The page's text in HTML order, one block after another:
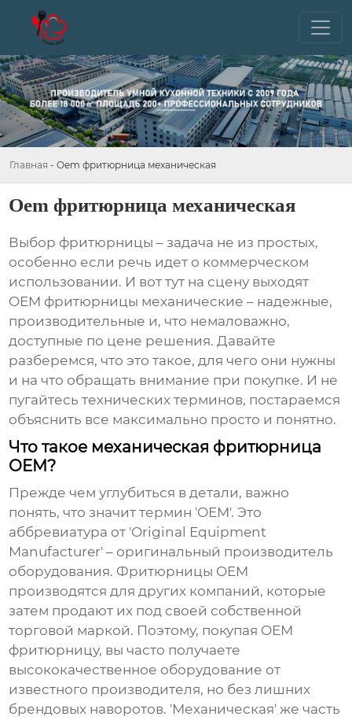
Главная - Oem фритюрница механическая
Oem фритюрница механическая
Выбор фритюрницы – задача не из простых,
особенно если речь идет о коммерческом
использовании. И вот тут на сцену выходят
OEM фритюрницы механические – надежные,
производительные и, что немаловажно,
доступные по цене решения. Давайте
разберемся, что это такое, для чего они нужны
и на что обращать внимание при покупке. И не
пугайтесь технических терминов, постараемся
объяснить все максимально просто и понятно.
Что такое механическая фритюрница
OEM?
Прежде чем углубиться в детали, важно
понять, что значит термин 'OEM'. Это
аббревиатура от 'Original Equipment
Manufacturer' – оригинальный производитель
оборудования. Фритюрницы OEM
производятся для других компаний, которые
затем продают их под своей собственной
торговой маркой. Поэтому, покупая OEM
фритюрницу, вы часто получаете
высококачественное оборудование от
известного производителя, но без лишних
брендовых наворотов. 'Механическая' же часть